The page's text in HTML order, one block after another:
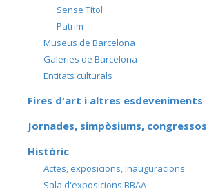
Sense Títol
Patrim
Museus de Barcelona
Galeries de Barcelona
Entitats culturals
Fires d'art i altres esdeveniments
Jornades, simpòsiums, congressos
Històric
Actes, exposicions, inauguracions
Sala d'exposicions BBAA